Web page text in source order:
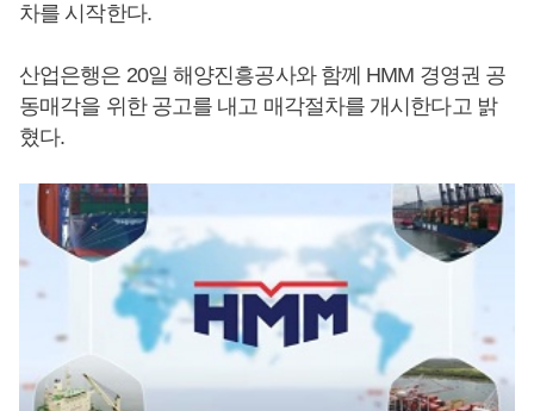
차를 시작한다.
산업은행은 20일 해양진흥공사와 함께 HMM 경영권 공
동매각을 위한 공고를 내고 매각절차를 개시한다고 밝
혔다.